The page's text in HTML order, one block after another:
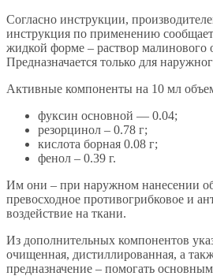
Согласно инструкции,
инструкция по применению
жидкой форме – раствор малинового
Предназначается только для
Активные компоненты на 10 мл
фуксин основной — 0.04;
резорцинол – 0.78 г;
кислота борная 0.08 г;
фенол – 0.39 г.
Им они – при наружном нанесении
превосходное противогрибковое и
воздействие на ткани.
Из дополнительных компонентов
очищенная, дистиллированная, а
предназначение – помогать